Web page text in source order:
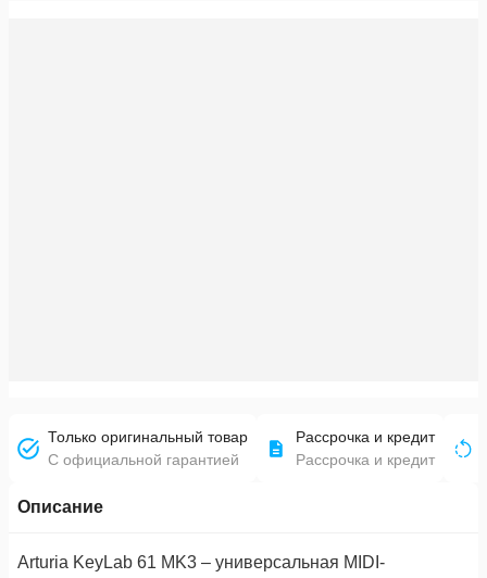
Только оригинальный товар
С официальной гарантией
Рассрочка и кредит
Рассрочка и кредит
Описание
Arturia KeyLab 61 MK3 – универсальная MIDI-